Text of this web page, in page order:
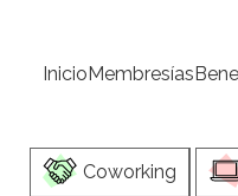
InicioMembresías
Coworking